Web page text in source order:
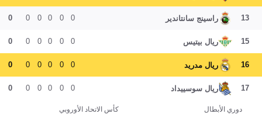
13 راسينج سانتاندير 0
0
0
0
0
0
15 ريال بيتيس 0
0
0
0
0
0
16 ريال مدريد 0
0
0
0
0
0
17 ريال سوسييداد 0
0
0
0
0
0
دوري الأبطال كأس الاتحاد الأوروبي